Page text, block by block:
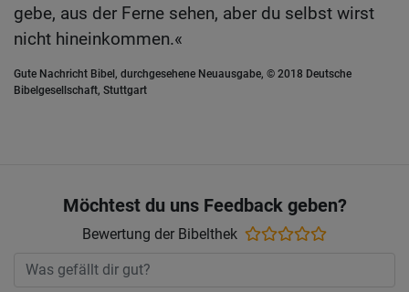
gebe, aus der Ferne sehen, aber du selbst wirst
nicht hineinkommen.«
Gute Nachricht Bibel, durchgesehene Neuausgabe, © 2018 Deutsche
Bibelgesellschaft, Stuttgart
Möchtest du uns Feedback geben?
Bewertung der Bibelthek